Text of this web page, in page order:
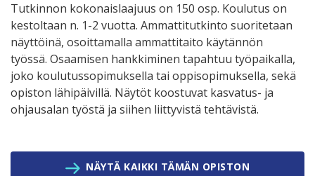
Tutkinnon kokonaislaajuus on 150 osp. Koulutus on
kestoltaan n. 1-2 vuotta. Ammattitutkinto suoritetaan
näyttöinä, osoittamalla ammattitaito käytännön
työssä. Osaamisen hankkiminen tapahtuu työpaikalla,
joko koulutussopimuksella tai oppisopimuksella, sekä
opiston lähipäivillä. Näytöt koostuvat kasvatus- ja
ohjausalan työstä ja siihen liittyvistä tehtävistä.
NÄYTÄ KAIKKI TÄMÄN OPISTON